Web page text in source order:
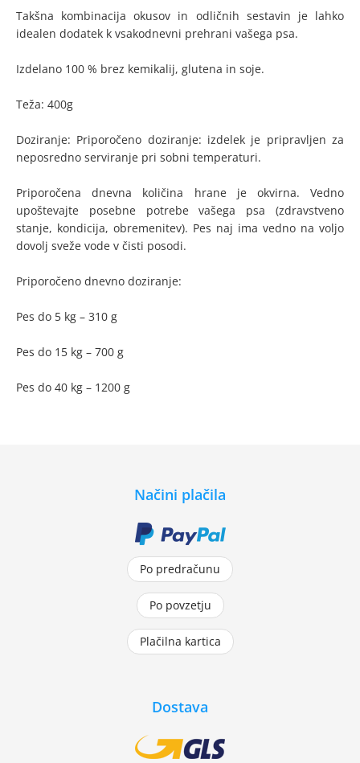
Takšna kombinacija okusov in odličnih sestavin je lahko
idealen dodatek k vsakodnevni prehrani vašega psa.
Izdelano 100 % brez kemikalij, glutena in soje.
Teža: 400g
Doziranje: Priporočeno doziranje: izdelek je pripravljen za
neposredno serviranje pri sobni temperaturi.
Priporočena dnevna količina hrane je okvirna. Vedno
upoštevajte posebne potrebe vašega psa (zdravstveno
stanje, kondicija, obremenitev). Pes naj ima vedno na voljo
dovolj sveže vode v čisti posodi.
Priporočeno dnevno doziranje:
Pes do 5 kg – 310 g
Pes do 15 kg – 700 g
Pes do 40 kg – 1200 g
Načini plačila
Po predračunu
Po povzetju
Plačilna kartica
Dostava